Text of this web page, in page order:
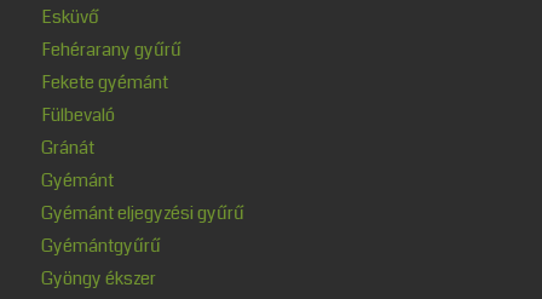
Esküvő
Fehérarany gyűrű
Fekete gyémánt
Fülbevaló
Gránát
Gyémánt
Gyémánt eljegyzési gyűrű
Gyémántgyűrű
Gyöngy ékszer